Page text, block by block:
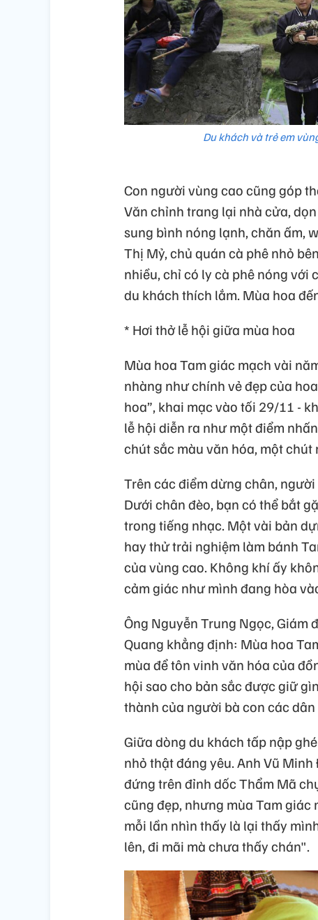
Du khách và trẻ em
Con người vùng cao cũng góp
Văn chỉnh trang lại nhà cửa,
sung bình nóng lạnh, chăn ấm,
Thị Mỷ, chủ quán cà phê nhỏ
nhiều, chỉ có ly cà phê nóng với
du khách thích lắm. Mùa hoa
* Hơi thở lễ hội giữa mùa hoa
Mùa hoa Tam giác mạch vài
nhàng như chính vẻ đẹp của
hoa”, khai mạc vào tối 29/11 -
lễ hội diễn ra như một điểm
chút sắc màu văn hóa, một
Trên các điểm dừng chân,
Dưới chân đèo, bạn có thể bắt
trong tiếng nhạc. Một vài bản
hay thử trải nghiệm làm bánh
của vùng cao. Không khí ấy
cảm giác như mình đang hòa
Ông Nguyễn Trung Ngọc, Giám
Quang khẳng định: Mùa hoa
mùa để tôn vinh văn hóa của
hội sao cho bản sắc được giữ
thành của người bà con các dân
Giữa dòng du khách tấp nập
nhỏ thật đáng yêu. Anh Vũ
đứng trên đỉnh dốc Thẩm Mã
cũng đẹp, nhưng mùa Tam giác
mỗi lần nhìn thấy là lại thấy
lên, đi mãi mà chưa thấy chán".